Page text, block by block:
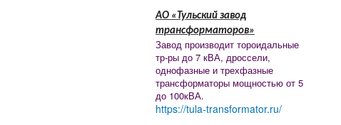
АО «Тульский завод
трансформаторов»
Завод производит тороидальные
тр-ры до 7 кВА, дроссели,
однофазные и трехфазные
трансформаторы мощностью от 5
до 100кВА.
https://tula-transformator.ru/